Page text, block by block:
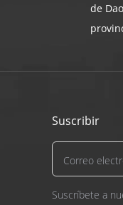
agarres
de
Suscribir
Suscríbete a